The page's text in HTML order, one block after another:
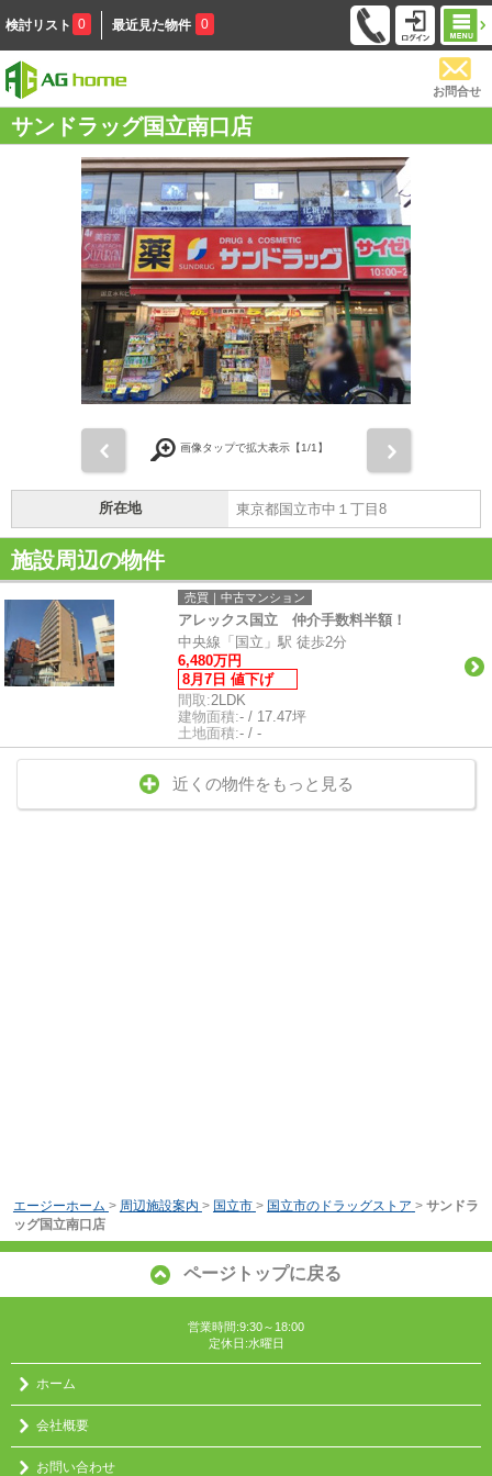
検討リスト 0 最近見た物件 0
お問合せ
サンドラッグ国立南口店
画像タップで拡大表示【1/1】
所在地 東京都国立市中１丁目8
施設周辺の物件
売買｜中古マンション
アレックス国立 仲介手数料半額！
中央線「国立」駅 徒歩2分
6,480万円
8月7日 値下げ
間取:2LDK
建物面積:- / 17.47坪
土地面積:- / -
近くの物件をもっと見る
エージーホーム > 周辺施設案内 > 国立市 > 国立市のドラッグストア > サンドラ
ッグ国立南口店
ページトップに戻る
営業時間:9:30～18:00
定休日:水曜日
ホーム
会社概要
お問い合わせ